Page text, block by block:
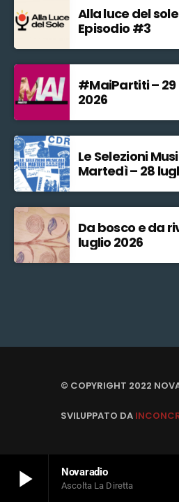
play_arrow Novaradio
Ascolta La Diretta
Alla luce del
Episodio #3
#MaiPartiti – 29
2026
Le Selezioni
Martedì – 28
Da bosco e da
luglio 2026
© COPYRIGHT 2022
SVILUPPATO DA